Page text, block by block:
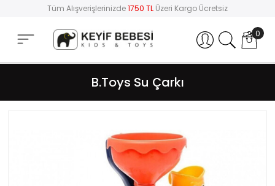
Tüm Alışverişlerinizde1750 TL Üzeri Kargo Ücretsiz
Hesabım 0
B.Toys Su Çarkı